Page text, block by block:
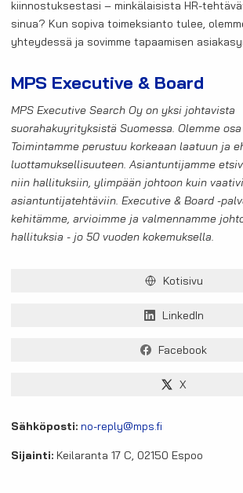
kiinnostuksestasi – minkälaisista HR-
sinua? Kun sopiva toimeksianto tulee,
yhteydessä ja sovimme tapaamisen
MPS Executive & Board
MPS Executive Search Oy on yksi johtavista
suorahakuyrityksistä Suomessa. Olemme
Toimintamme perustuu korkeaan laatuun ja
luottamuksellisuuteen. Asiantuntijamme
niin hallituksiin, ylimpään johtoon kuin
asiantuntijatehtäviin. Executive & Board -
kehitämme, arvioimme ja valmennamme
hallituksia - jo 50 vuoden kokemuksella.
Kotisivu
LinkedIn
Facebook
X
Sähköposti: no-reply@mps.fi
Sijainti: Keilaranta 17 C, 02150 Espoo